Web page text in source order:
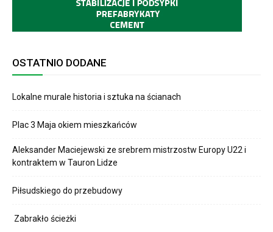
OSTATNIO DODANE
Lokalne murale historia i sztuka na ścianach
Plac 3 Maja okiem mieszkańców
Aleksander Maciejewski ze srebrem mistrzostw Europy U22 i
kontraktem w Tauron Lidze
Piłsudskiego do przebudowy
Zabrakło ścieżki